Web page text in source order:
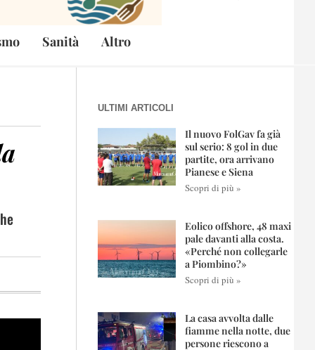
Sanità Altro
ULTIMI ARTICOLI
Il nuovo FolGav fa già
sul serio: 8 gol in due
partite, ora arrivano
Pianese e Siena
Scopri di più »
Eolico offshore, 48 maxi
pale davanti alla costa.
«Perché non collegarle
a Piombino?»
Scopri di più »
La casa avvolta dalle
fiamme nella notte, due
persone riescono a